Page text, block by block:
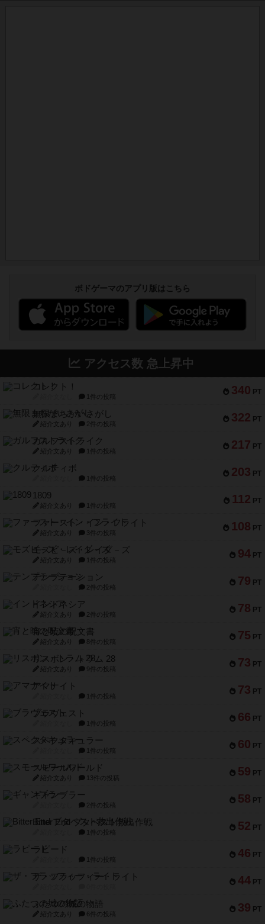
ボドゲーマのアプリ版はこちら
アクセス数 急上昇中
340 PT
コレクト！
1件の投稿
322 PT
無限まちがいさがし
紹介文あり 2件の投稿
217 PT
ガルフストライク
紹介文あり 1件の投稿
203 PT
クルティボ
1件の投稿
112 PT
1809
紹介文あり 1件の投稿
108 PT
ファースト・イン・フライト
紹介文あり 3件の投稿
94 PT
モズビ－ズ・レイダ－ズ
紹介文あり 1件の投稿
79 PT
テンプテーション
2件の投稿
78 PT
インドネシア
紹介文あり 2件の投稿
75 PT
宵と暁の呪文書
紹介文あり 8件の投稿
73 PT
リスボン・トラム 28
紹介文あり 9件の投稿
73 PT
アマナイト
1件の投稿
66 PT
ブラヴェスト
1件の投稿
60 PT
スペクタキュラー
1件の投稿
59 PT
スモールワールド
紹介文あり 13件の投稿
58 PT
ギャンブラー
2件の投稿
52 PT
Bitter End ブタペスト救出作戦
1件の投稿
46 PT
ラピード
1件の投稿
44 PT
ザ・フラッフィー・ライト
39 PT
ふたつの城の物語
紹介文あり 6件の投稿